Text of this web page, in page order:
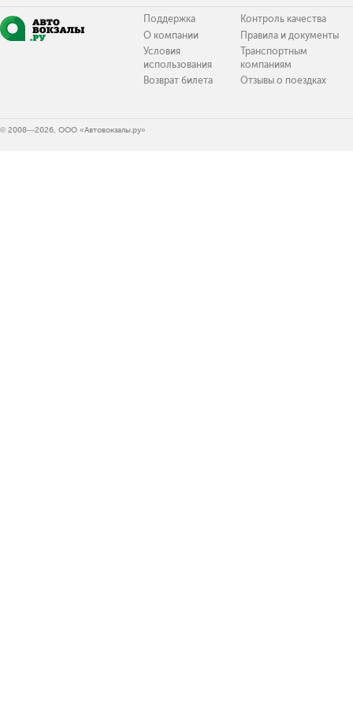
Поддержка
О компании
Условия
использования
Возврат билета
Контроль качества
Правила и документы
Транспортным
компаниям
Отзывы о поездках
© 2008—2026, ООО «Автовокзалы.ру»